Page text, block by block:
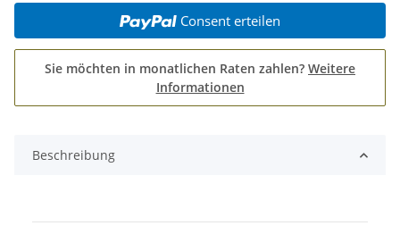
Consent erteilen
Sie möchten in monatlichen Raten zahlen? Weitere
Informationen
Beschreibung